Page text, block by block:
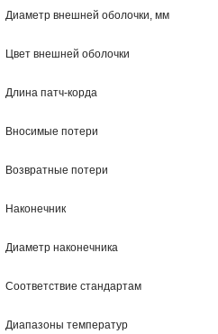
Диаметр внешней оболочки, мм
Цвет внешней оболочки
Длина патч-корда
Вносимые потери
Возвратные потери
Наконечник
Диаметр наконечника
Соответствие стандартам
Диапазоны температур